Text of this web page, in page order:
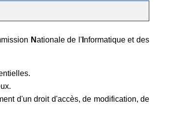
Nationale de l'I nformatique et des
d'un droit d'accès, de modification, de